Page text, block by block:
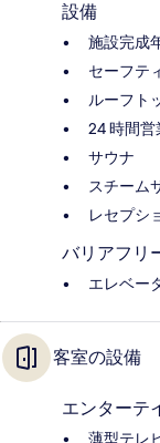
設備
施設完成
セーフテ
ルーフト
24 時間
サウナ
スチーム
レセプシ
バリアフリ
エレベー
客室の設備
エンターテ
薄型テレ